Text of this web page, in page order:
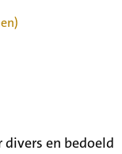
en bedoeld